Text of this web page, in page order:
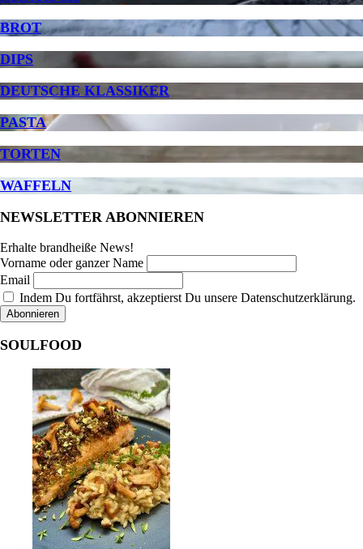
BROT
DIPS
DEUTSCHE KLASSIKER
PASTA
TORTEN
WAFFELN
NEWSLETTER ABONNIEREN
Erhalte brandheiße News!
Vorname oder ganzer Name
Email
Indem Du fortfährst, akzeptierst Du unsere Datenschutzerklärung.
SOULFOOD